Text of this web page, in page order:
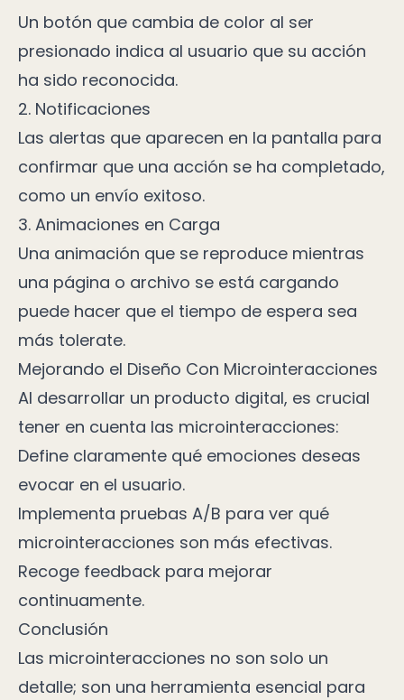
Un botón que cambia de color al ser
presionado indica al usuario que su acción
ha sido reconocida.
2. Notificaciones
Las alertas que aparecen en la pantalla para
confirmar que una acción se ha completado,
como un envío exitoso.
3. Animaciones en Carga
Una animación que se reproduce mientras
una página o archivo se está cargando
puede hacer que el tiempo de espera sea
más tolerate.
Mejorando el Diseño Con Microinteracciones
Al desarrollar un producto digital, es crucial
tener en cuenta las microinteracciones:
Define claramente qué emociones deseas
evocar en el usuario.
Implementa pruebas A/B para ver qué
microinteracciones son más efectivas.
Recoge feedback para mejorar
continuamente.
Conclusión
Las microinteracciones no son solo un
detalle; son una herramienta esencial para